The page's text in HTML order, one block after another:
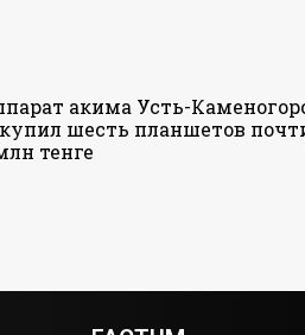
акима Усть-
шесть планшетов
тенге